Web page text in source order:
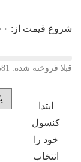
قیمت از:
فروخته شده: 81%
کنسول
خود را
انتخاب